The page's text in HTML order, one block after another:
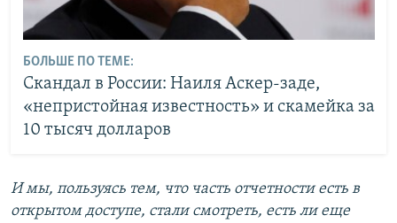
БОЛЬШЕ ПО ТЕМЕ:
Скандал в России: Наиля Аскер-заде,
«непристойная известность» и скамейка за
10 тысяч долларов
И мы, пользуясь тем, что часть отчетности есть в
открытом доступе, стали смотреть, есть ли еще